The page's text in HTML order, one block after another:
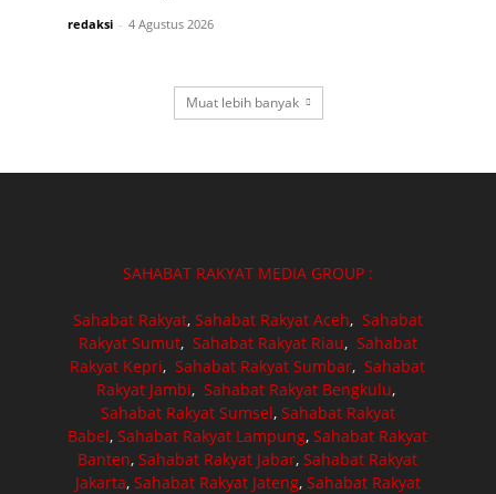
redaksi - 4 Agustus 2026
Muat lebih banyak
SAHABAT RAKYAT MEDIA GROUP :
Sahabat Rakyat, Sahabat Rakyat Aceh, Sahabat
Rakyat Sumut, Sahabat Rakyat Riau, Sahabat
Rakyat Kepri,Sahabat Rakyat Sumbar,Sahabat
Rakyat Jambi, Sahabat Rakyat Bengkulu,
Sahabat Rakyat Sumsel, Sahabat Rakyat
Babel,Sahabat Rakyat Lampung,Sahabat Rakyat
Banten,Sahabat Rakyat Jabar,Sahabat Rakyat
Jakarta, Sahabat Rakyat Jateng, Sahabat Rakyat